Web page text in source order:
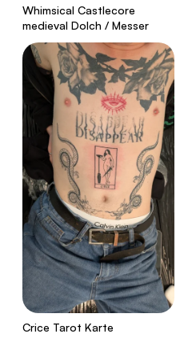
Whimsical Castlecore
medieval Dolch / Messer
Crice Tarot Karte